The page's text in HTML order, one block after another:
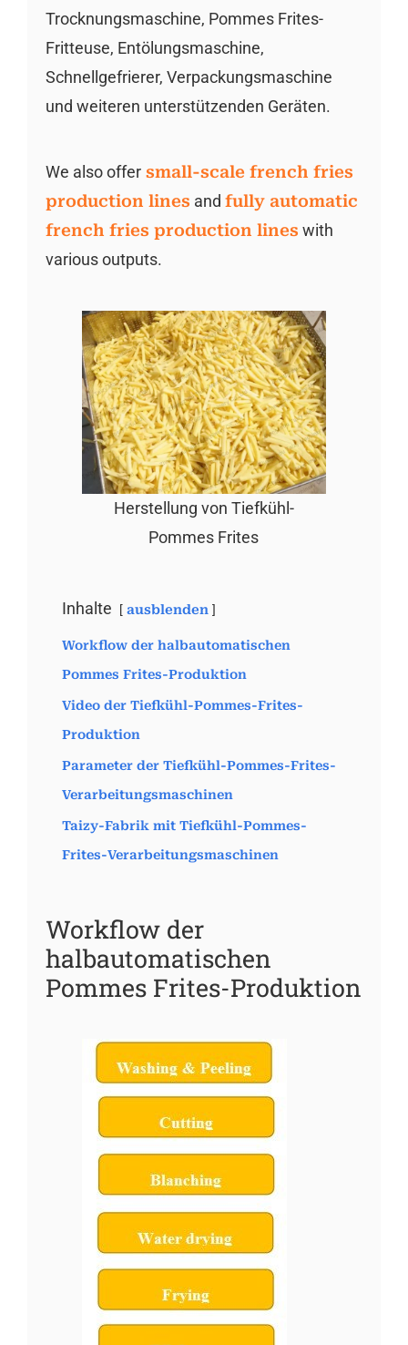
Trocknungsmaschine, Pommes Frites-
Fritteuse, Entölungsmaschine,
Schnellgefrierer, Verpackungsmaschine
und weiteren unterstützenden Geräten.
We also offersmall-scale french fries
production lines and fully automatic
french fries production lines with
various outputs.
Herstellung von Tiefkühl-
Pommes Frites
Inhalte ausblenden
Workflow der halbautomatischen
Pommes Frites-Produktion
Video der Tiefkühl-Pommes-Frites-
Produktion
Parameter der Tiefkühl-Pommes-Frites-
Verarbeitungsmaschinen
Taizy-Fabrik mit Tiefkühl-Pommes-
Frites-Verarbeitungsmaschinen
Workflow der
halbautomatischen
Pommes Frites-Produktion